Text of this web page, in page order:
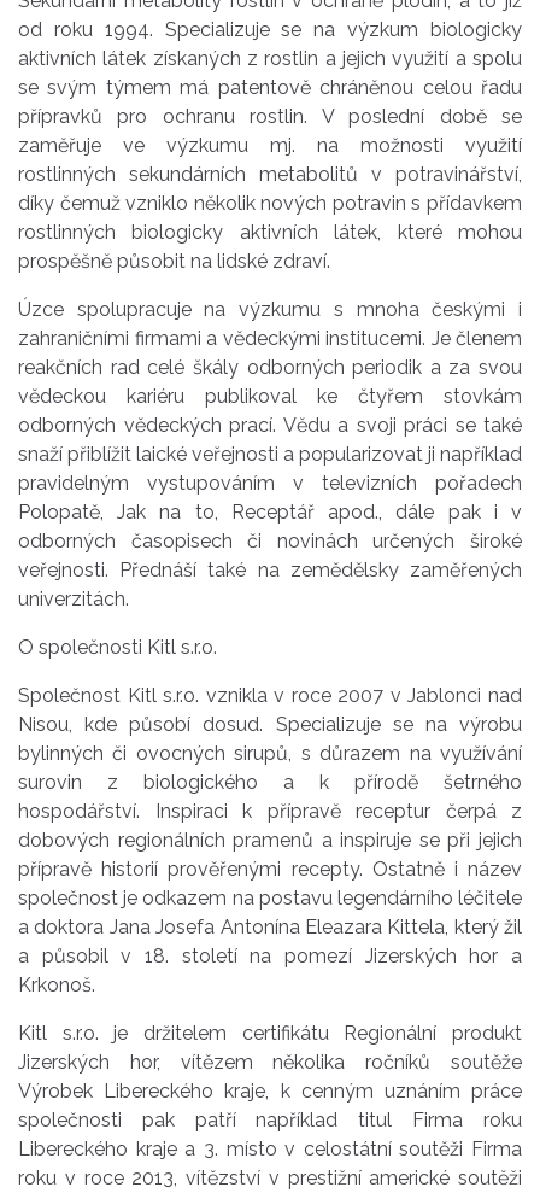
od roku 1994. Specializuje se na výzkum biologicky
aktivních látek získaných z rostlin a jejich využití a spolu
se svým týmem má patentově chráněnou celou řadu
přípravků pro ochranu rostlin. V poslední době se
zaměřuje ve výzkumu mj. na možnosti využití
rostlinných sekundárních metabolitů v potravinářství,
díky čemuž vzniklo několik nových potravin s přídavkem
rostlinných biologicky aktivních látek, které mohou
prospěšně působit na lidské zdraví.
Úzce spolupracuje na výzkumu s mnoha českými i
zahraničními firmami a vědeckými institucemi. Je členem
reakčních rad celé škály odborných periodik a za svou
vědeckou kariéru publikoval ke čtyřem stovkám
odborných vědeckých prací. Vědu a svoji práci se také
snaží přiblížit laické veřejnosti a popularizovat ji například
pravidelným vystupováním v televizních pořadech
Polopatě, Jak na to, Receptář apod., dále pak i v
odborných časopisech či novinách určených široké
veřejnosti. Přednáší také na zemědělsky zaměřených
univerzitách.
O společnosti Kitl s.r.o.
Společnost Kitl s.r.o. vznikla v roce 2007 v Jablonci nad
Nisou, kde působí dosud. Specializuje se na výrobu
bylinných či ovocných sirupů, s důrazem na využívání
surovin z biologického a k přírodě šetrného
hospodářství. Inspiraci k přípravě receptur čerpá z
dobových regionálních pramenů a inspiruje se při jejich
přípravě historií prověřenými recepty. Ostatně i název
společnost je odkazem na postavu legendárního léčitele
a doktora Jana Josefa Antonína Eleazara Kittela, který žil
a působil v 18. století na pomezí Jizerských hor a
Krkonoš.
Kitl s.r.o. je držitelem certifikátu Regionální produkt
Jizerských hor, vítězem několika ročníků soutěže
Výrobek Libereckého kraje, k cenným uznáním práce
společnosti pak patří například titul Firma roku
Libereckého kraje a 3. místo v celostátní soutěži Firma
roku v roce 2013, vítězství v prestižní americké soutěži